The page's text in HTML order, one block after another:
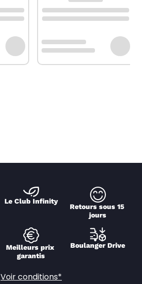
Le Club Infinity
Retours sous 15
jours
Meilleurs prix
garantis
Boulanger Drive
Voir conditions*